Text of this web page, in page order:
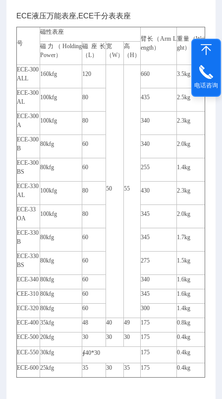
ECE液压万能表座,ECE千分表表座
号
磁性表座
臂长（Arm L
ength）
重量（Wei
ght）
磁力（Holding
Power）
磁座长
（L）
宽
（W）
高
（H ）
ECE-300
ALL
160kfg 120
50 55
660 3.5kg
ECE-300
AL
100kfg 80 435 2.5kg
ECE-300
A
100kfg 80 340 2.3kg
ECE-300
B
80kfg 60 340 2.0kg
ECE-300
BS
80kfg 60 255 1.4kg
ECE-330
AL
100kfg 80 430 2.3kg
ECE-33
OA
100kfg 80 345 2.0kg
ECE-330
B
80kfg 60 345 1.7kg
ECE-330
BS
80kfg 60 275 1.5kg
ECE-340 80kfg 60 340 1.6kg
CEE-310 80kfg 60 345 1.6kg
ECE-320 80kfg 60 300 1.4kg
ECE-400 35kfg 48 40 49 175 0.8kg
ECE-500 20kfg 30 30 30 175 0.4kg
ECE-550 30kfg ∮40*30 175 0.4kg
ECE-600 25kfg 35 30 35 175 0.4kg
电话咨询